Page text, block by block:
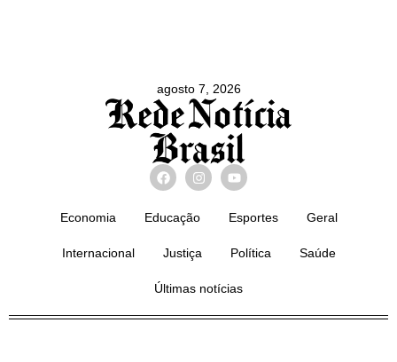
agosto 7, 2026
Economia Educação Esportes Geral
Internacional Justiça Política Saúde
Últimas notícias